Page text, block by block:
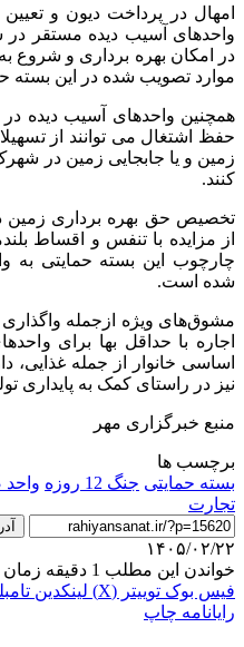
واحدهای آسیب دیده مستقر
در امکان بهره برداری و شروع
موارد تصویب شده در این بسته
همچنین واحدهای آسیب دیده
حفظ اشتغال می توانند از
زمین و یا جابجایی زمین در
کنند.
از مزایده با تنفس و اقساط
چارچوب این بسته حمایتی به
شده است.
مشوق‌های ویژه ازجمله
اجاره با حداقل بها برای
اساسی خانوار از جمله غذایی،
نیز در راستای کمک به پایداری
منبع خبرگزاری مهر
برچسب ها
بسته حمایتی جنگ 12 روزه
تجارت
۱۴۰۵/۰۲/۲۲
خواندن این مطلب 1 دقیقه زمان میبرد
فیس بوک توییتر (X) لینکدین
رایانامه چاپ